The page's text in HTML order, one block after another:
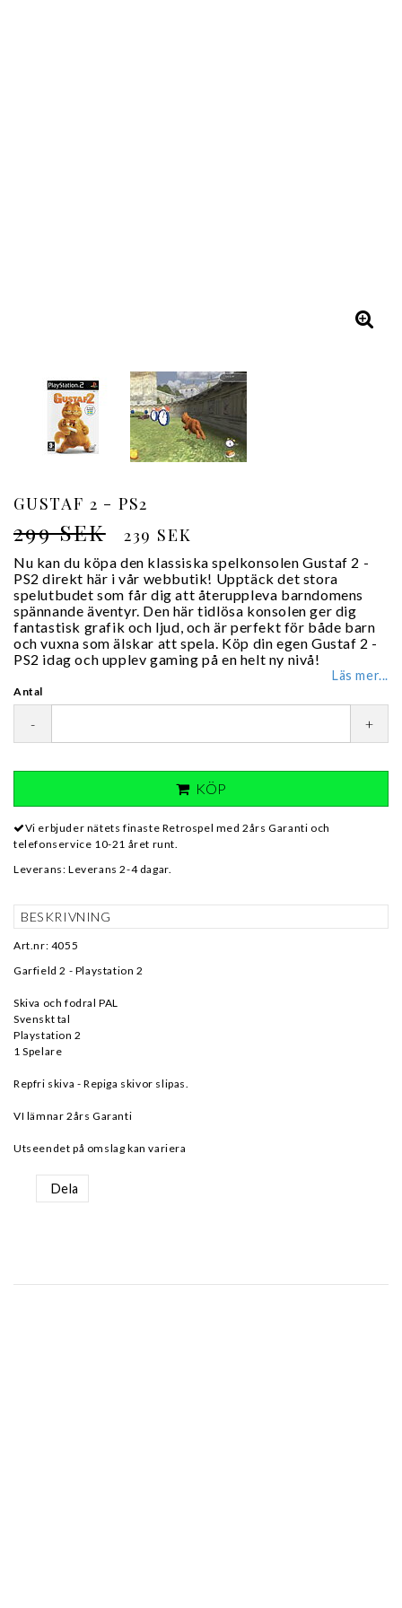
GUSTAF 2 - PS2
299 SEK 239 SEK
Nu kan du köpa den klassiska spelkonsolen Gustaf 2 -
PS2 direkt här i vår webbutik! Upptäck det stora
spelutbudet som får dig att återuppleva barndomens
spännande äventyr. Den här tidlösa konsolen ger dig
fantastisk grafik och ljud, och är perfekt för både barn
och vuxna som älskar att spela. Köp din egen Gustaf 2 -
PS2 idag och upplev gaming på en helt ny nivå!
Läs mer...
Antal
- +
KÖP
Vi erbjuder nätets finaste Retrospel med 2års Garanti och
telefonservice 10-21 året runt.
Leverans: Leverans 2-4 dagar.
BESKRIVNING
Art.nr: 4055
Garfield 2 - Playstation 2
Skiva och fodral PAL
Svenskt tal
Playstation 2
1 Spelare
Repfri skiva - Repiga skivor slipas.
VI lämnar 2års Garanti
Utseendet på omslag kan variera
Dela